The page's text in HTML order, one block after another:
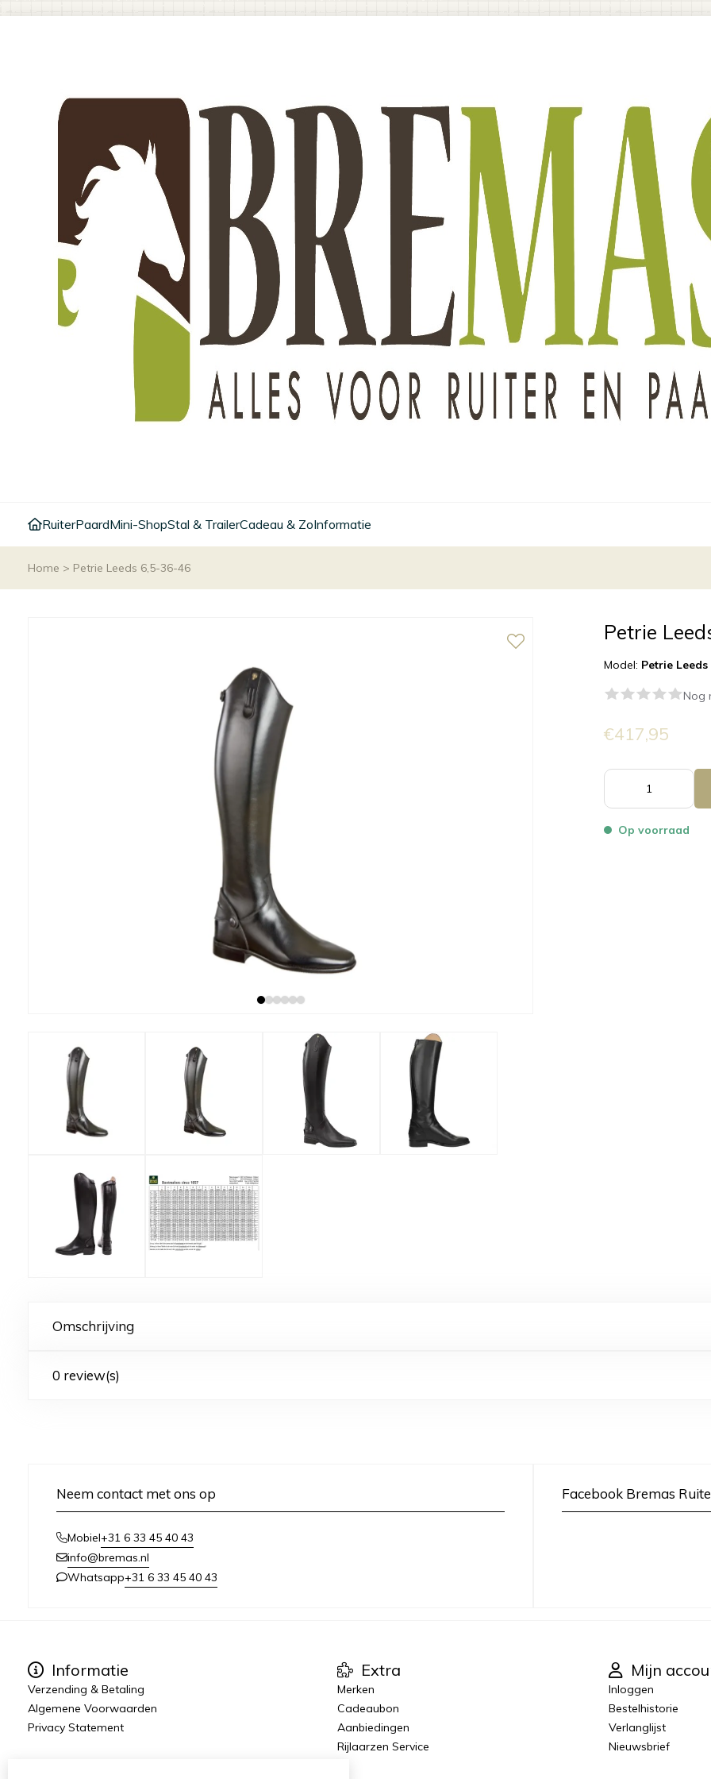
RuiterPaardMini-ShopStal & TrailerCadeau & ZoInformatie
Home > Petrie Leeds 6,5-36-46
Petrie
Model: Petrie
Nog
€417,95
Op voorraad
Omschrijving
0 review(s)
Neem contact met ons op
Mobiel+31 6 33 45 40 43
info@bremas.nl
Whatsapp+31 6 33 45 40 43
Facebook Bremas
Informatie
Verzending & Betaling
Algemene Voorwaarden
Privacy Statement
Extra
Merken
Cadeaubon
Aanbiedingen
Rijlaarzen Service
Mijn
Inloggen
Bestelhistorie
Verlanglijst
Nieuwsbrief